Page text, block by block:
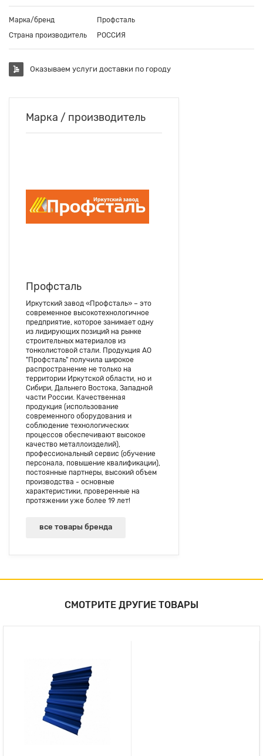
Марка/бренд
Профсталь
Страна производитель
РОССИЯ
Оказываем услуги доставки по городу
Марка / производитель
Профсталь
Иркутский завод «Профсталь» – это
современное высокотехнологичное
предприятие, которое занимает одну
из лидирующих позиций на рынке
строительных материалов из
тонколистовой стали. Продукция АО
"Профсталь" получила широкое
распространение не только на
территории Иркутской области, но и
Сибири, Дальнего Востока, Западной
части России. Качественная
продукция (использование
современного оборудования и
соблюдение технологических
процессов обеспечивают высокое
качество металлоизделий),
профессиональный сервис (обучение
персонала, повышение квалификации),
постоянные партнеры, высокий объем
производства - основные
характеристики, проверенные на
протяжении уже более 19 лет!
все товары бренда
СМОТРИТЕ ДРУГИЕ ТОВАРЫ